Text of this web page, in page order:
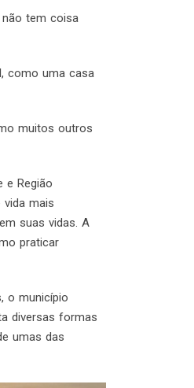
não tem coisa
como uma casa
muitos outros
e Região
mais
suas vidas. A
praticar
o município
diversas formas
umas das